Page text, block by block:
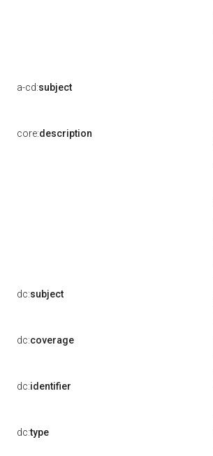
a-cd:subject
core:description
dc:subject
dc:coverage
dc:identifier
dc:type